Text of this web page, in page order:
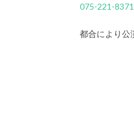
075-221-8371
都合により公